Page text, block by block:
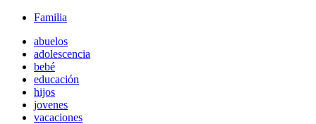
Familia
abuelos
adolescencia
bebé
educación
hijos
jovenes
vacaciones